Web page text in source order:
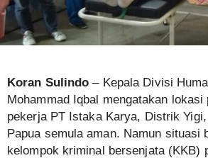
Koran Sulindo – Kepala Divisi
Mohammad Iqbal mengatakan lokasi
pekerja PT Istaka Karya, Distrik
Papua semula aman. Namun situasi
kelompok kriminal bersenjata (KKB)